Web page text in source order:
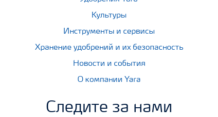
Культуры
Инструменты и сервисы
Хранение удобрений и их безопасность
Новости и события
О компании Yara
Следите за нами